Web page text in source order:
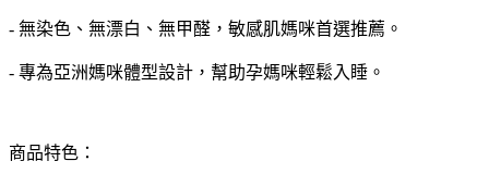
- 無染色、無漂白、無甲醛，敏感肌媽咪首選推薦。
- 專為亞洲媽咪體型設計，幫助孕媽咪輕鬆入睡。
商品特色：